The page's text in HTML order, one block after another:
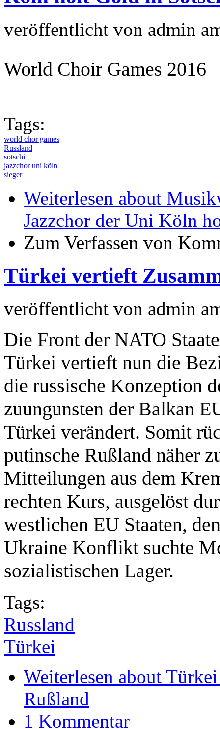
veröffentlicht von admin
World Choir Games 2016
Tags:
world chor games
Russland
sotschi
jazzchor uni köln
sieger
Weiterlesen about
Jazzchor der Uni Köln
Zum Verfassen von
Türkei vertieft
veröffentlicht von admin
Die Front der NATO
Türkei vertieft nun die
die russische Konzeption
zuungunsten der Balkan
Türkei verändert. Somit
putinsche Rußland näher
Mitteilungen aus dem
rechten Kurs, ausgelöst
westlichen EU Staaten,
Ukraine Konflikt suchte
sozialistischen Lager.
Tags:
Russland
Türkei
Weiterlesen about
Rußland
1 Kommentar